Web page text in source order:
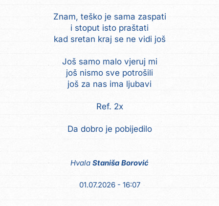
Znam, teško je sama zaspati
i stoput isto praštati
kad sretan kraj se ne vidi još
Još samo malo vjeruj mi
još nismo sve potrošili
još za nas ima ljubavi
Ref. 2x
Da dobro je pobijedilo
Hvala Staniša Borović
01.07.2026 - 16:07